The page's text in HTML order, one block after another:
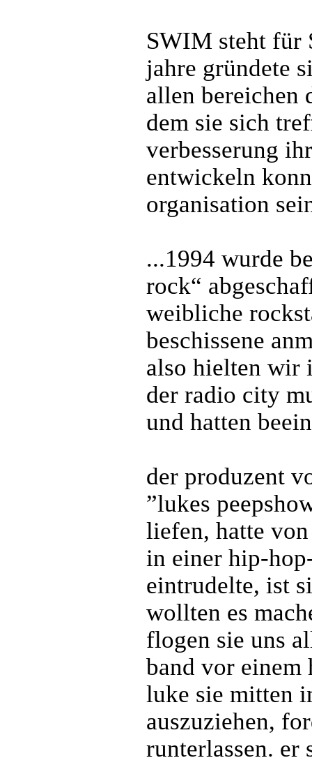
SWIM steht für
jahre gründete
allen bereichen
dem sie sich
verbesserung
entwickeln
organisation
...1994 wurde
rock“
weibliche
beschissene
also hielten wir
der radio city
und hatten
der produzent
”lukes
liefen, hatte
in einer hip-
eintrudelte, ist
wollten es
flogen sie uns
band vor einem
luke sie mitten
auszuziehen,
runterlassen. er